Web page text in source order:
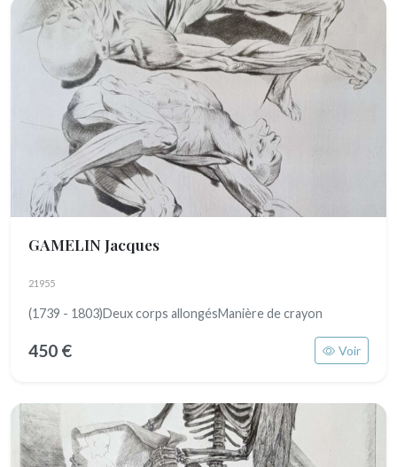
GAMELIN Jacques
21955
(1739 - 1803)Deux corps allongésManière de crayon
450 € Voir